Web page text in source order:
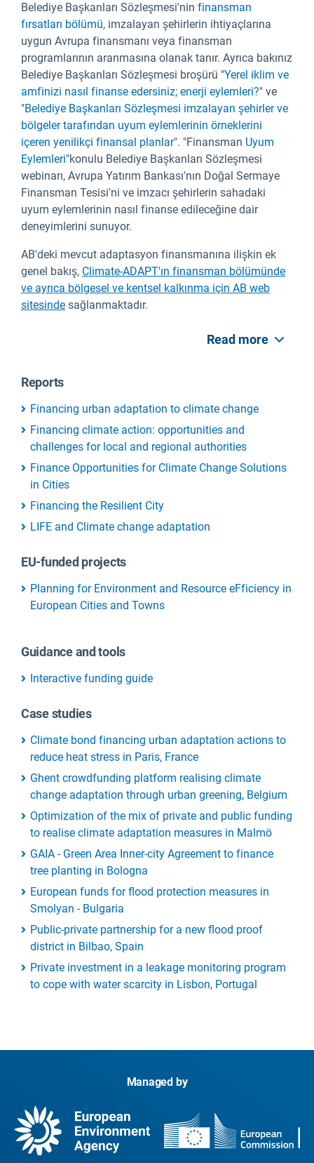
Belediye Başkanları Sözleşmesi'nin finansman
fırsatları bölümü, imzalayan şehirlerin ihtiyaçlarına
uygun Avrupa finansmanı veya finansman
programlarının aranmasına olanak tanır. Ayrıca bakınız
Belediye Başkanları Sözleşmesi broşürü "Yerel iklim ve
amfinizi nasıl finanse edersiniz; enerji eylemleri?" ve
"Belediye Başkanları Sözleşmesi imzalayan şehirler ve
bölgeler tarafından uyum eylemlerinin örneklerini
içeren yenilikçi finansal planlar". "Finansman Uyum
Eylemleri"konulu Belediye Başkanları Sözleşmesi
webinarı, Avrupa Yatırım Bankası'nın Doğal Sermaye
Finansman Tesisi'ni ve imzacı şehirlerin sahadaki
uyum eylemlerinin nasıl finanse edileceğine dair
deneyimlerini sunuyor.
AB'deki mevcut adaptasyon finansmanına ilişkin ek
genel bakış, Climate-ADAPT'ın finansman bölümünde
ve ayrıca bölgesel ve kentsel kalkınma için AB web
sitesinde sağlanmaktadır.
Read more
Reports
Financing urban adaptation to climate change
Financing climate action: opportunities and
challenges for local and regional authorities
Finance Opportunities for Climate Change Solutions
in Cities
Financing the Resilient City
LIFE and Climate change adaptation
EU-funded projects
Planning for Environment and Resource eFficiency in
European Cities and Towns
Guidance and tools
Interactive funding guide
Case studies
Climate bond financing urban adaptation actions to
reduce heat stress in Paris, France
Ghent crowdfunding platform realising climate
change adaptation through urban greening, Belgium
Optimization of the mix of private and public funding
to realise climate adaptation measures in Malmö
GAIA - Green Area Inner-city Agreement to finance
tree planting in Bologna
European funds for flood protection measures in
Smolyan - Bulgaria
Public-private partnership for a new flood proof
district in Bilbao, Spain
Private investment in a leakage monitoring program
to cope with water scarcity in Lisbon, Portugal
Managed by